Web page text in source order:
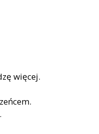
więcej.